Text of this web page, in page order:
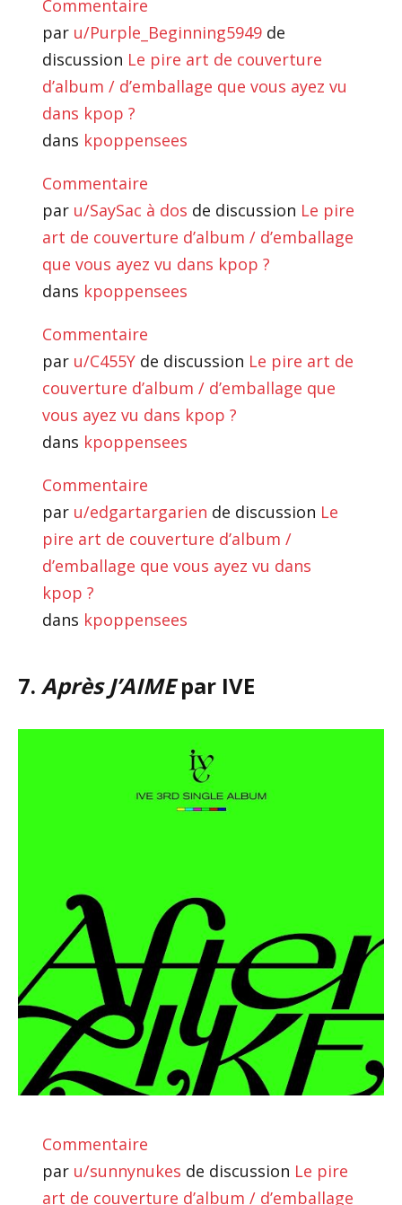
Commentaire
par u/Purple_Beginning5949de
discussion Le pire art de couverture
d’album / d’emballage que vous ayez vu
dans kpop ?
dans kpoppensees
Commentaire
par u/SaySac à dos de discussion Le pire
art de couverture d’album / d’emballage
que vous ayez vu dans kpop ?
dans kpoppensees
Commentaire
par u/C455Yde discussion Le pire art de
couverture d’album / d’emballage que
vous ayez vu dans kpop ?
dans kpoppensees
Commentaire
par u/edgartargarien de discussion Le
pire art de couverture d’album /
d’emballage que vous ayez vu dans
kpop ?
dans kpoppensees
7. Après J’AIMEpar IVE
Commentaire
par u/sunnynukes de discussion Le pire
art de couverture d’album / d’emballage